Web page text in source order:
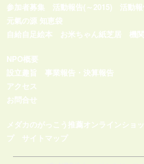
参加者募集
活動報告(～2015)
活動
元氣の源 知恵袋
自給自足絵本
お米ちゃん紙芝居 機
NPO概要
設立趣旨
事業報告・決算報告
アクセス
お問合せ
メダカのがっこう推薦オンラインショ
プ
サイトマップ